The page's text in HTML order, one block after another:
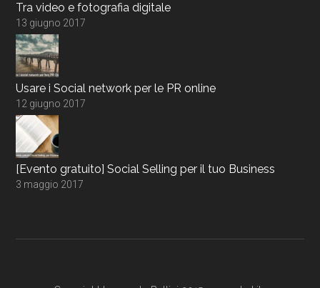
Tra video e fotografia digitale
13 giugno 2017
Usare i Social network per le PR online
12 giugno 2017
[Evento gratuito] Social Selling per il tuo Business
3 maggio 2017